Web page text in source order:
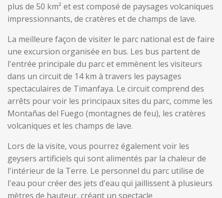
plus de 50 km² et est composé de paysages volcaniques
impressionnants, de cratères et de champs de lave.
La meilleure façon de visiter le parc national est de faire
une excursion organisée en bus. Les bus partent de
l'entrée principale du parc et emmènent les visiteurs
dans un circuit de 14 km à travers les paysages
spectaculaires de Timanfaya. Le circuit comprend des
arrêts pour voir les principaux sites du parc, comme les
Montañas del Fuego (montagnes de feu), les cratères
volcaniques et les champs de lave.
Lors de la visite, vous pourrez également voir les
geysers artificiels qui sont alimentés par la chaleur de
l'intérieur de la Terre. Le personnel du parc utilise de
l'eau pour créer des jets d'eau qui jaillissent à plusieurs
mètres de hauteur, créant un spectacle